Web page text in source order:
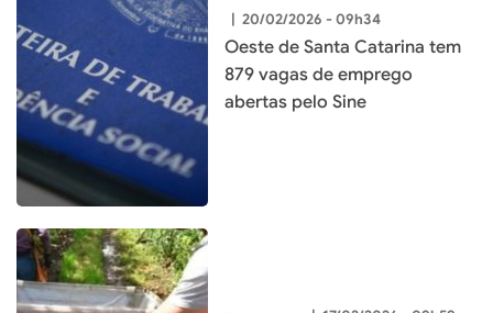
| 20/02/2026 - 09h34
Oeste de Santa Catarina tem
879 vagas de emprego
abertas pelo Sine